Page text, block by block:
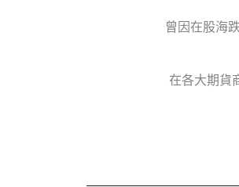
曾因在股海
在各大期貨